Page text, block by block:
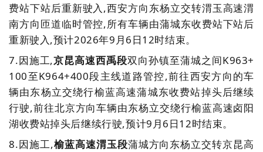
费站下站后重新驶入,西安方向东杨立交转渭玉高速渭
南方向匝道临时管控,所有车辆由蒲城东收费站下站后
重新驶入,预计2026年9月6日12时结束。
7.因施工,京昆高速西禹段双向孙镇至蒲城之间K963+
100至K964+400段主线道路管控,前往西安方向的车
辆由东杨立交绕行榆蓝高速蒲城东收费站掉头后继续
行驶,前往北京方向车辆由东杨立交绕行榆蓝高速卤阳
湖收费站掉头后继续行驶,预计9月6日12时结束。
8.因施工,榆蓝高速渭玉段蒲城方向东杨立交转京昆高